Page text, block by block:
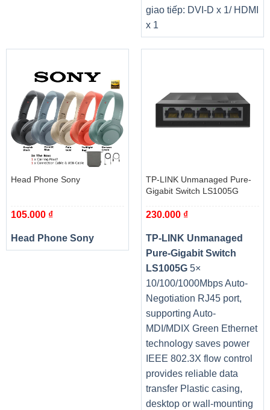
· Kích thước: 88 x 38.7 x 106mm
nối Aux
. Bảo hành: Thân máy bảo hành 12 tháng, pin và
nguồn của máy bảo hành 1 tháng không hỗ trợ trong
trường hợp cháy nổ
giao tiếp: DVI-D x 1/ HDMI
x 1
Head Phone Sony
105.000 ₫
Head Phone Sony
TP-LINK Unmanaged Pure-
Gigabit Switch LS1005G
230.000 ₫
TP-LINK Unmanaged
Pure-Gigabit Switch
LS1005G5×
10/100/1000Mbps Auto-
Negotiation RJ45 port,
supporting Auto-
MDI/MDIX Green Ethernet
technology saves power
IEEE 802.3X flow control
provides reliable data
transfer Plastic casing,
desktop or wall-mounting